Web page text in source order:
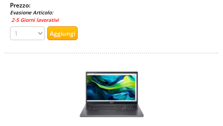
Prezzo:
Evasione Articolo:
2-5 Giorni lavorativi